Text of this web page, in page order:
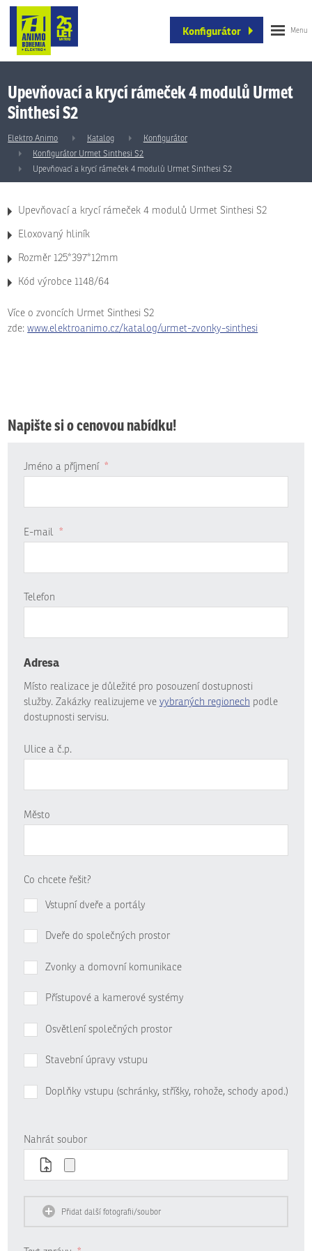
Konfigurátor
Upevňovací a krycí rámeček 4 modulů Urmet
Sinthesi S2
Elektro Animo Katalog
Konfigurátor
Konfigurátor Urmet Sinthesi S2
Upevňovací a krycí rámeček 4 modulů Urmet Sinthesi S2
Upevňovací a krycí rámeček 4 modulů Urmet Sinthesi S2
Eloxovaný hliník
Rozměr 125*397*12mm
Kód výrobce 1148/64
Více o zvoncích Urmet Sinthesi S2
zde:www.elektroanimo.cz/katalog/urmet-zvonky-sinthesi
Napište si o cenovou nabídku!
Jméno a příjmení *
E-mail *
Telefon
Adresa
Místo realizace je důležité pro posouzení dostupnosti
služby. Zakázky realizujeme ve vybraných regionech podle
dostupnosti servisu.
Ulice a č.p.
Město
Co chcete řešit?
Vstupní dveře a portály
Dveře do společných prostor
Zvonky a domovní komunikace
Přístupové a kamerové systémy
Osvětlení společných prostor
Stavební úpravy vstupu
Doplňky vstupu (schránky, stříšky, rohože, schody apod.)
Nahrát soubor
Přidat další fotografii/soubor